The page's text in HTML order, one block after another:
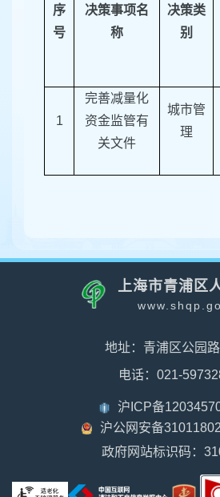
序
号
决策事项名
称
决策类
别
1
完善减量化
资金监管有
关文件
城市管
理
上海市青浦区
地址：青浦区公园
电话：021-
沪ICP备
沪公网安备
政府网站标识码：